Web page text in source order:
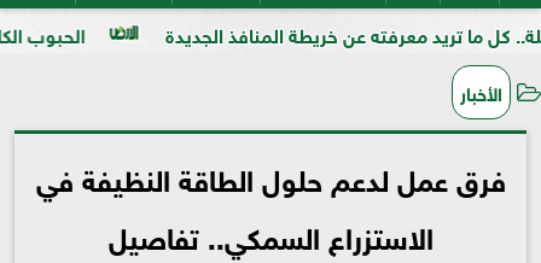
الحبوب الكاملة وفوائدها عن خريطة المنافذ الجديدة
الأخبار
فرق عمل لدعم حلول الطاقة النظيفة في
الاستزراع السمكي.. تفاصيل